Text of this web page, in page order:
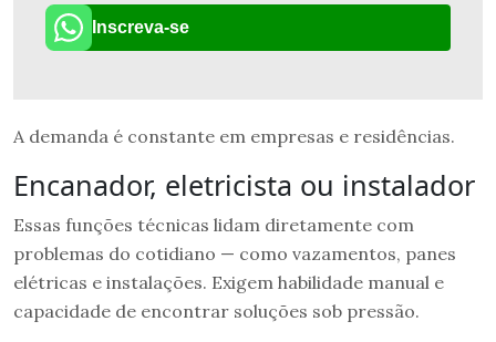
Inscreva-se
A demanda é constante em empresas e residências.
Encanador, eletricista ou instalador
Essas funções técnicas lidam diretamente com
problemas do cotidiano — como vazamentos, panes
elétricas e instalações. Exigem habilidade manual e
capacidade de encontrar soluções sob pressão.